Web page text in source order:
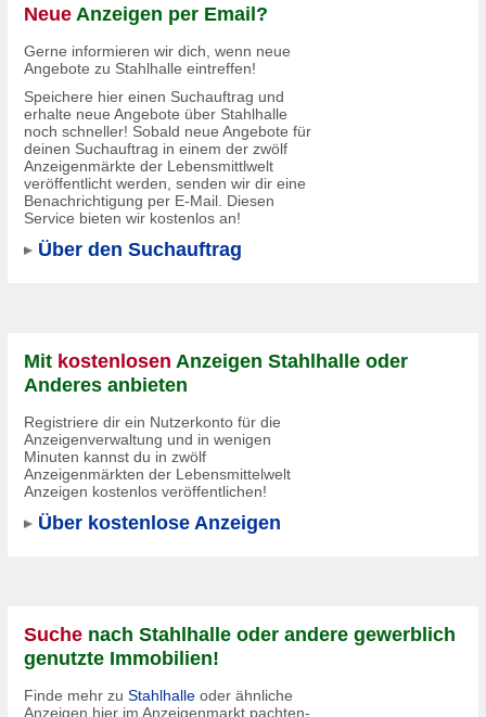
Neue Anzeigen per Email?
Gerne informieren wir dich, wenn neue
Angebote zu Stahlhalle eintreffen!
Speichere hier einen Suchauftrag und
erhalte neue Angebote über Stahlhalle
noch schneller! Sobald neue Angebote für
deinen Suchauftrag in einem der zwölf
Anzeigenmärkte der Lebensmittlwelt
veröffentlicht werden, senden wir dir eine
Benachrichtigung per E-Mail. Diesen
Service bieten wir kostenlos an!
Über den Suchauftrag
Mit kostenlosen Anzeigen Stahlhalle oder
Anderes anbieten
Registriere dir ein Nutzerkonto für die
Anzeigenverwaltung und in wenigen
Minuten kannst du in zwölf
Anzeigenmärkten der Lebensmittelwelt
Anzeigen kostenlos veröffentlichen!
Über kostenlose Anzeigen
Suche nach Stahlhalle oder andere gewerblich
genutzte Immobilien!
Finde mehr zu Stahlhalle oder ähnliche
Anzeigen hier im Anzeigenmarkt pachten-